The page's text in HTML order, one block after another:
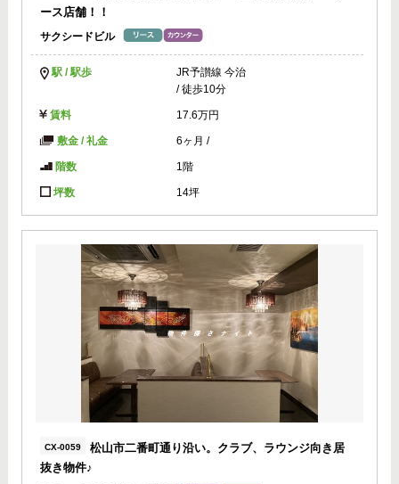
ース店舗！！
サクシードビル
駅 / 駅歩
JR予讃線 今治
/ 徒歩10分
賃料 17.6万円
敷金 / 礼金 6ヶ月 /
階数 1階
坪数 14坪
CX-0059
松山市二番町通り沿い。クラブ、ラウンジ向き居
抜き物件♪